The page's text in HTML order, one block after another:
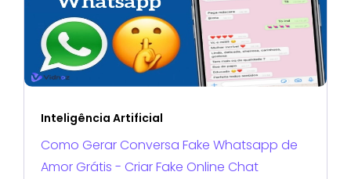
Inteligência Artificial
Como Gerar Conversa Fake Whatsapp de
Amor Grátis - Criar Fake Online Chat